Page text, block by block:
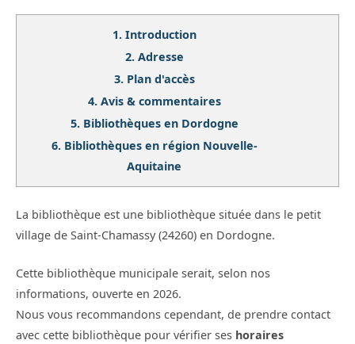
1. Introduction
2. Adresse
3. Plan d'accès
4. Avis & commentaires
5. Bibliothèques en Dordogne
6. Bibliothèques en région Nouvelle-
Aquitaine
La bibliothèque est une bibliothèque située dans le petit
village de Saint-Chamassy (24260) en Dordogne.
Cette bibliothèque municipale serait, selon nos
informations, ouverte en 2026.
Nous vous recommandons cependant, de prendre contact
avec cette bibliothèque pour vérifier ses horaires